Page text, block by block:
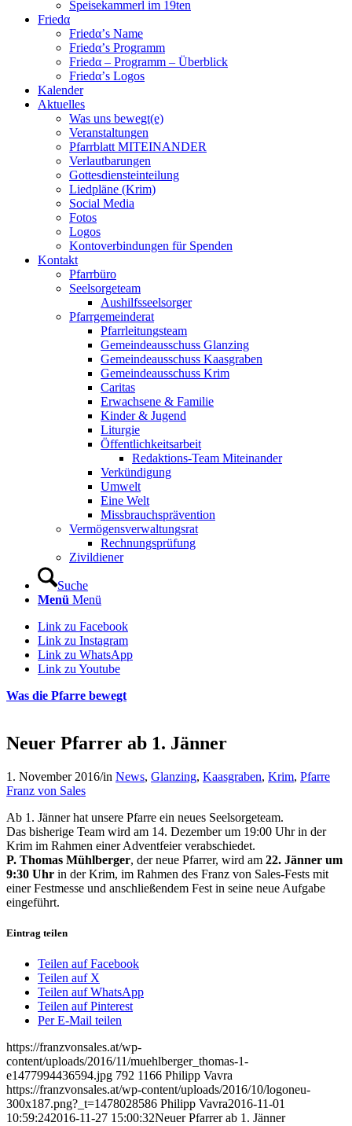
Speisekammerl im 19ten
Friedα
Friedα’s Name
Friedα’s Programm
Friedα – Programm – Überblick
Friedα’s Logos
Kalender
Aktuelles
Was uns bewegt(e)
Veranstaltungen
Pfarrblatt MITEINANDER
Verlautbarungen
Gottesdiensteinteilung
Liedpläne (Krim)
Social Media
Fotos
Logos
Kontoverbindungen für Spenden
Kontakt
Pfarrbüro
Seelsorgeteam
Aushilfsseelsorger
Pfarrgemeinderat
Pfarrleitungsteam
Gemeindeausschuss Glanzing
Gemeindeausschuss Kaasgraben
Gemeindeausschuss Krim
Caritas
Erwachsene & Familie
Kinder & Jugend
Liturgie
Öffentlichkeitsarbeit
Redaktions-Team Miteinander
Verkündigung
Umwelt
Eine Welt
Missbrauchsprävention
Vermögensverwaltungsrat
Rechnungsprüfung
Zivildiener
Suche
Menü Menü
Link zu Facebook
Link zu Instagram
Link zu WhatsApp
Link zu Youtube
Was die Pfarre bewegt
Neuer Pfarrer ab 1. Jänner
1. November 2016/in News, Glanzing, Kaasgraben, Krim, Pfarre
Franz von Sales
Ab 1. Jänner hat unsere Pfarre ein neues Seelsorgeteam.
Das bisherige Team wird am 14. Dezember um 19:00 Uhr in der
Krim im Rahmen einer Adventfeier verabschiedet.
P. Thomas Mühlberger, der neue Pfarrer, wird am 22. Jänner um
9:30 Uhr in der Krim, im Rahmen des Franz von Sales-Fests mit
einer Festmesse und anschließendem Fest in seine neue Aufgabe
eingeführt.
Eintrag teilen
Teilen auf Facebook
Teilen auf X
Teilen auf WhatsApp
Teilen auf Pinterest
Per E-Mail teilen
https://franzvonsales.at/wp-
content/uploads/2016/11/muehlberger_thomas-1-
e1477994436594.jpg 792 1166 Philipp Vavra
https://franzvonsales.at/wp-content/uploads/2016/10/logoneu-
300x187.png?_t=1478028586 Philipp Vavra2016-11-01
10:59:242016-11-27 15:00:32Neuer Pfarrer ab 1. Jänner